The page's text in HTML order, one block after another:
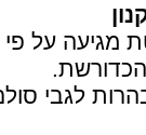
מגיעה על פי
לגבי